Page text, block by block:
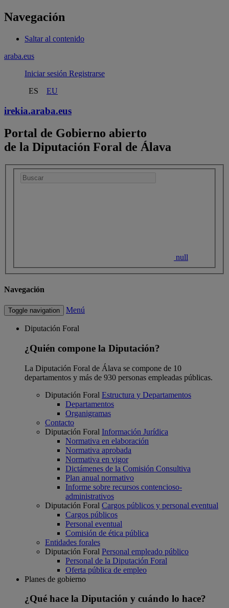
Navegación
Saltar al contenido
araba.eus
Iniciar sesión Registrarse
ES
EU
irekia.araba.eus
Portal de Gobierno abierto
de la Diputación Foral de Álava
null
Navegación
Toggle navigation Menú
Diputación Foral
¿Quién compone la Diputación?
La Diputación Foral de Álava se compone de 10
departamentos y más de 930 personas empleadas públicas.
Diputación Foral Estructura y Departamentos
Departamentos
Organigramas
Contacto
Diputación Foral Información Jurídica
Normativa en elaboración
Normativa aprobada
Normativa en vigor
Dictámenes de la Comisión Consultiva
Plan anual normativo
Informe sobre recursos contencioso-
administrativos
Diputación Foral Cargos públicos y personal eventual
Cargos públicos
Personal eventual
Comisión de ética pública
Entidades forales
Diputación Foral Personal empleado público
Personal de la Diputación Foral
Oferta pública de empleo
Planes de gobierno
¿Qué hace la Diputación y cuándo lo hace?